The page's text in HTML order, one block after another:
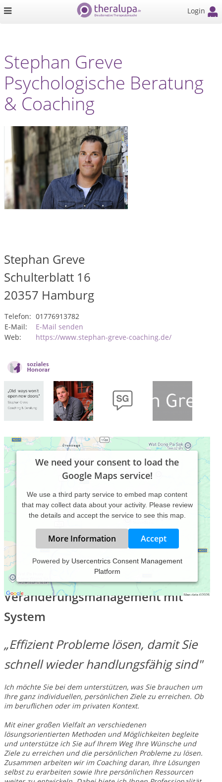
Login
Stephan Greve
Psychologische Beratung
& Coaching
Stephan Greve
Schulterblatt 16
20357 Hamburg
Telefon: 01776913782
E-Mail:
E-Mail senden
Web:
https://www.stephan-greve-coaching.de/
We need your consent to load the
Google Maps service!
We use a third party service to embed map content
that may collect data about your activity. Please review
the details and accept the service to see this map.
More Information Accept
Powered by Usercentrics Consent Management
Platform
Stephan Greve Coaching und psychologische Beratung
Veränderungsmanagement mit
System
„Effizient Probleme lösen, damit Sie
schnell wieder handlungsfähig sind"
Ich möchte Sie bei dem unterstützen, was Sie brauchen um
Ihre ganz individuellen, persönlichen Ziele zu erreichen. Ob
im beruflichen oder im privaten Kontext.
Mit einer großen Vielfalt an verschiedenen
lösungsorientierten Methoden und Möglichkeiten begleite
und unterstütze ich Sie auf Ihrem Weg Ihre Wünsche und
Ziele zu erreichen und die persönlichen Probleme zu lösen.
Zusammen arbeiten wir im Coaching daran, Ihre Lösungen
selbst zu erarbeiten sowie Ihre persönlichen Ressourcen